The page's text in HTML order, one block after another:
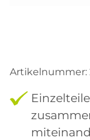
Artikelnummer: